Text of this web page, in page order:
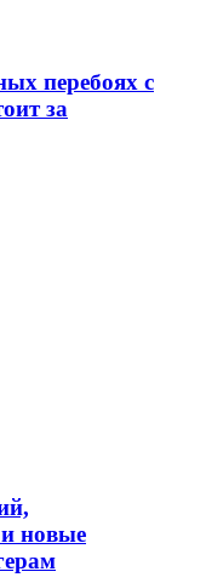
перебоях с
за
новые